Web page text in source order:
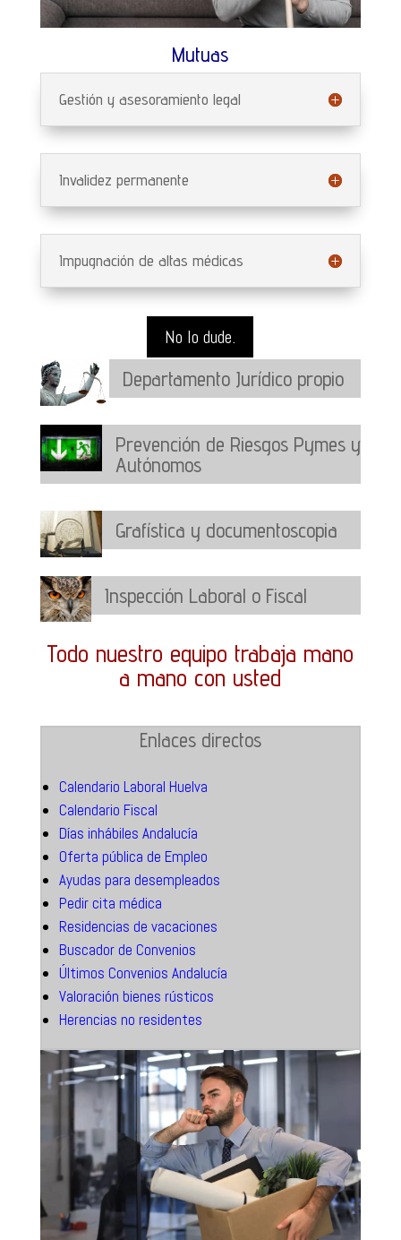
Mutuas
Gestión y asesoramiento legal
Invalidez permanente
Impugnación de altas médicas
No lo dude.
Departamento Jurídico propio
Prevención de Riesgos Pymes y
Autónomos
Grafística y documentoscopia
Inspección Laboral o Fiscal
Todo nuestro equipo trabaja mano
a mano con usted
Enlaces directos
Calendario Laboral Huelva
Calendario Fiscal
Días inhábiles Andalucía
Oferta pública de Empleo
Ayudas para desempleados
Pedir cita médica
Residencias de vacaciones
Buscador de Convenios
Últimos Convenios Andalucía
Valoración bienes rústicos
Herencias no residentes